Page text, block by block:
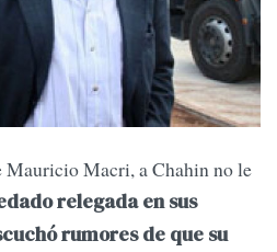
Mauricio Macri, a Chahin no le
relegada en sus
rumores de que su